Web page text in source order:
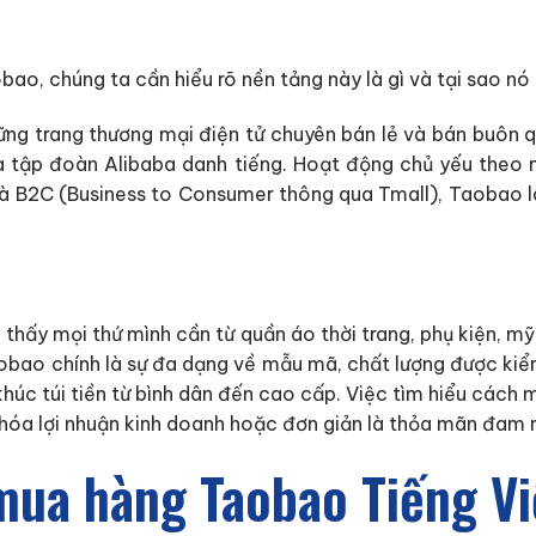
chúng ta cần hiểu rõ nền tảng này là gì và tại sao
trang thương mại điện tử chuyên bán lẻ và bán buôn
đoàn Alibaba danh tiếng. Hoạt động chủ yếu theo
B2C (Business to Consumer thông qua Tmall),
mọi thứ mình cần từ quần áo thời trang, phụ kiện,
chính là sự đa dạng về mẫu mã, chất lượng được
túi tiền từ bình dân đến cao cấp. Việc tìm hiểu cách
lợi nhuận kinh doanh hoặc đơn giản là thỏa mãn đam
hàng Taobao Tiếng